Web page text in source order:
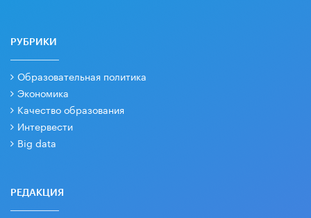
РУБРИКИ
Образовательная политика
Экономика
Качество образования
Интервести
Big data
РЕДАКЦИЯ